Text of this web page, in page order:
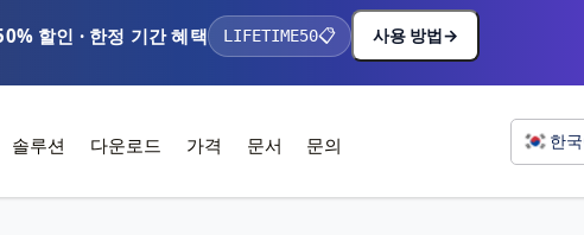
할인 · 한정 기간 혜택 LIFETIME50📋 사용 방법→
솔루션 다운로드 가격 문서 문의 한